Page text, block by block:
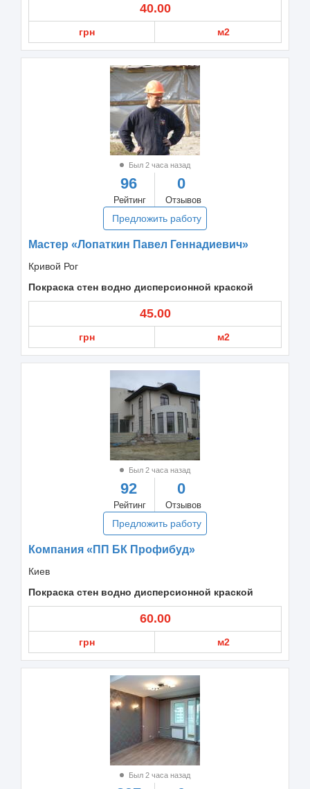
40.00
грн м2
Был 2 часа назад
96
Рейтинг
0
Отзывов
Предложить работу
Мастер «Лопаткин Павел Геннадиевич»
Кривой Рог
Покраска стен водно дисперсионной краской
45.00
грн м2
Был 2 часа назад
92
Рейтинг
0
Отзывов
Предложить работу
Компания «ПП БК Профибуд»
Киев
Покраска стен водно дисперсионной краской
60.00
грн м2
Был 2 часа назад